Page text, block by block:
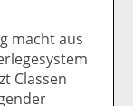
a
uf
F
t
wi
tt
el
a
uf
Li
p
er
E
D
ru
macht aus
Classen